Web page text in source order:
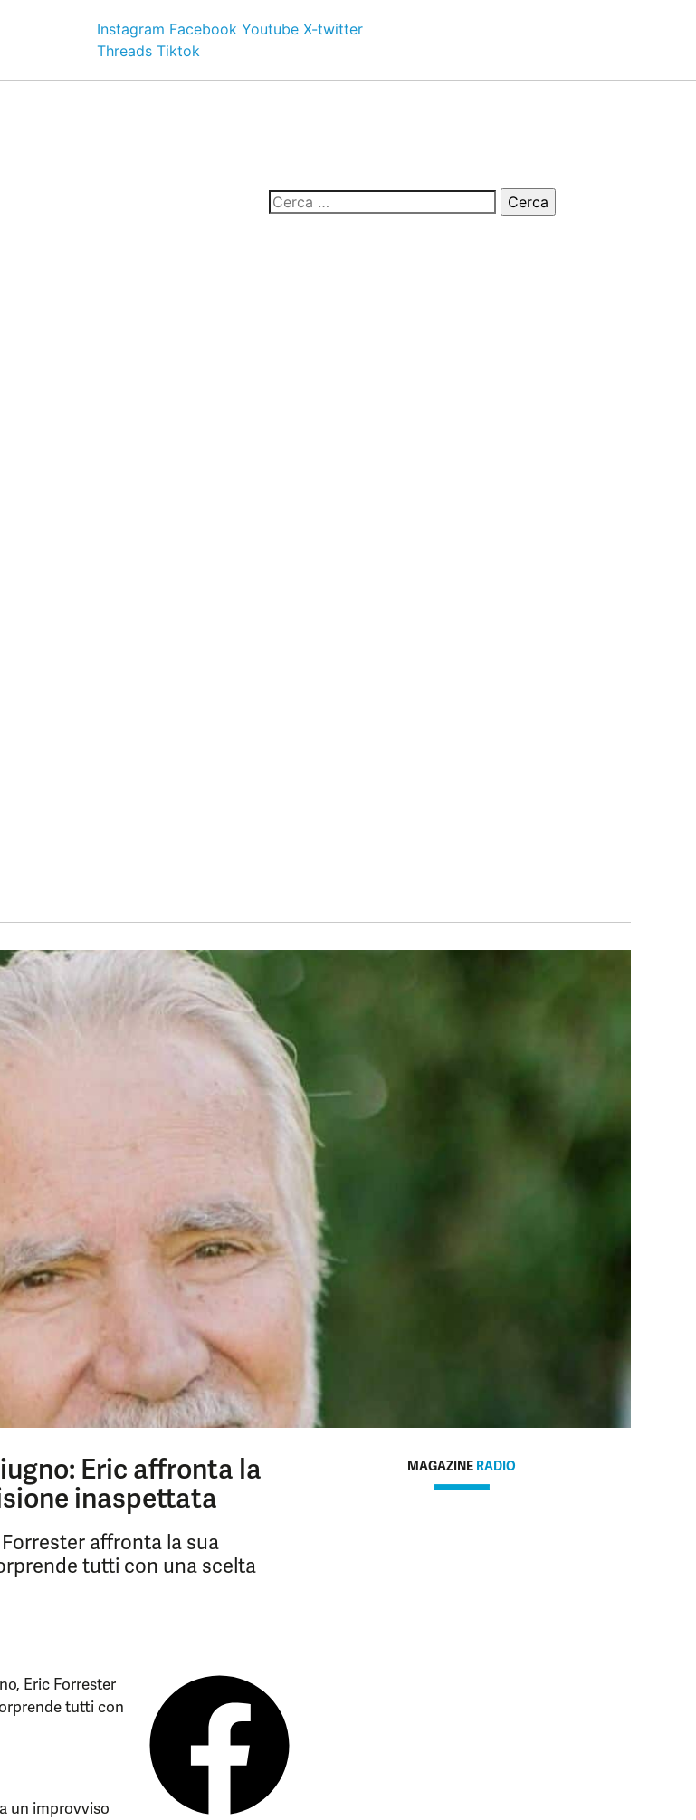
Instagram Facebook Youtube X-twitter
Threads Tiktok
Eric affronta la
inaspettata
affronta la sua
tutti con una scelta
Eric Forrester
tutti con
un improvviso
MAGAZINE RADIO